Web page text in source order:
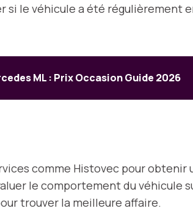
le véhicule a été régulièrement
ML : Prix Occasion Guide 2026
comme Histovec pour obtenir
le comportement du véhicule
trouver la meilleure affaire.